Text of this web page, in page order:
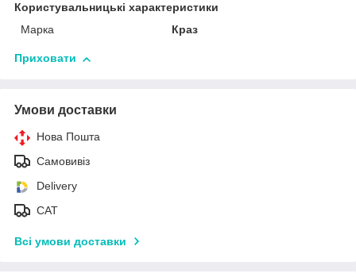
Користувальницькі характеристики
Марка
Краз
Приховати
Умови доставки
Нова Пошта
Самовивіз
Delivery
САТ
Всі умови доставки